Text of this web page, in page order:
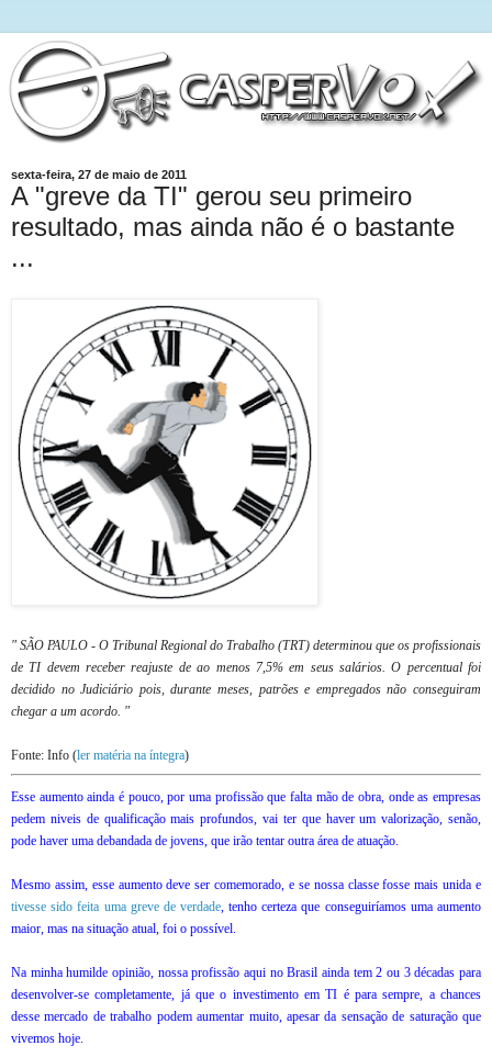
sexta-feira, 27 de maio de 2011
A "greve da TI" gerou seu primeiro
resultado, mas ainda não é o bastante
...
" SÃO PAULO - O Tribunal Regional do Trabalho (TRT) determinou que os profissionais
de TI devem receber reajuste de ao menos 7,5% em seus salários. O percentual foi
decidido no Judiciário pois, durante meses, patrões e empregados não conseguiram
chegar a um acordo. "
Fonte: Info (ler matéria na íntegra)
Esse aumento ainda é pouco, por uma profissão que falta mão de obra, onde as empresas
pedem niveis de qualificação mais profundos, vai ter que haver um valorização, senão,
pode haver uma debandada de jovens, que irão tentar outra área de atuação.
Mesmo assim, esse aumento deve ser comemorado, e se nossa classe fosse mais unida e
tivesse sido feita uma greve de verdade, tenho certeza que conseguiríamos uma aumento
maior, mas na situação atual, foi o possível.
Na minha humilde opinião, nossa profissão aqui no Brasil ainda tem 2 ou 3 décadas para
desenvolver-se completamente, já que o investimento em TI é para sempre, a chances
desse mercado de trabalho podem aumentar muito, apesar da sensação de saturação que
vivemos hoje.